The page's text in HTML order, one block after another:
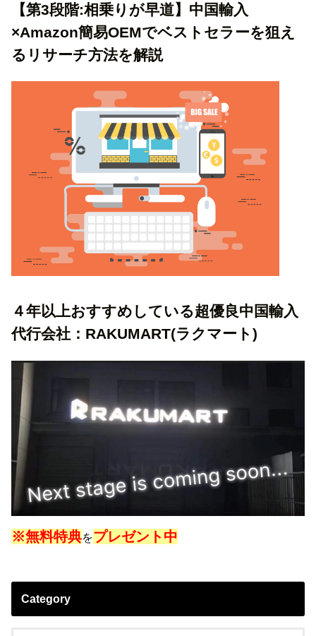
【第3段階:相乗りが早道】中国輸入
×Amazon簡易OEMでベストセラーを狙え
るリサーチ方法を解説
４年以上おすすめしている超優良中国輸入
代行会社：RAKUMART(ラクマート)
※無料特典をプレゼント中
Category